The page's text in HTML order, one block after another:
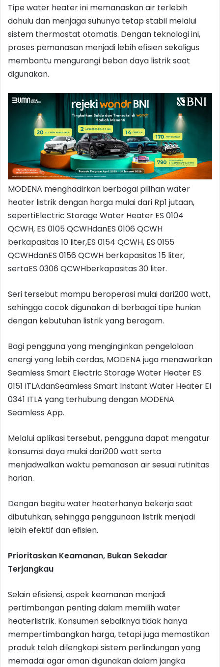
Tipe water heater ini memanaskan air terlebih
dahulu dan menjaga suhunya tetap stabil melalui
sistem thermostat otomatis. Dengan teknologi ini,
proses pemanasan menjadi lebih efisien sekaligus
membantu mengurangi beban daya listrik saat
digunakan.
MODENA menghadirkan berbagai pilihan water
heater listrik dengan harga mulai dari Rp1 jutaan,
sepertiElectric Storage Water Heater ES 0104
QCWH, ES 0105 QCWHdanES 0106 QCWH
berkapasitas 10 liter,ES 0154 QCWH, ES 0155
QCWHdanES 0156 QCWH berkapasitas 15 liter,
sertaES 0306 QCWHberkapasitas 30 liter.
Seri tersebut mampu beroperasi mulai dari200 watt,
sehingga cocok digunakan di berbagai tipe hunian
dengan kebutuhan listrik yang beragam.
Bagi pengguna yang menginginkan pengelolaan
energi yang lebih cerdas, MODENA juga menawarkan
Seamless Smart Electric Storage Water Heater ES
0151 ITLAdanSeamless Smart Instant Water Heater EI
0341 ITLA yang terhubung dengan MODENA
Seamless App.
Melalui aplikasi tersebut, pengguna dapat mengatur
konsumsi daya mulai dari200 watt serta
menjadwalkan waktu pemanasan air sesuai rutinitas
harian.
Dengan begitu water heaterhanya bekerja saat
dibutuhkan, sehingga penggunaan listrik menjadi
lebih efektif dan efisien.
Prioritaskan Keamanan, Bukan Sekadar
Terjangkau
Selain efisiensi, aspek keamanan menjadi
pertimbangan penting dalam memilih water
heaterlistrik. Konsumen sebaiknya tidak hanya
mempertimbangkan harga, tetapi juga memastikan
produk telah dilengkapi sistem perlindungan yang
memadai agar aman digunakan dalam jangka